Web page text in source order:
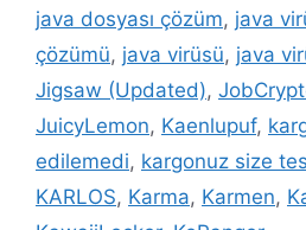
java dosyası çözüm, java
çözümü, java virüsü, java
Jigsaw (Updated),
JuicyLemon, Kaenlupuf,
edilemedi, kargonuz size
KARLOS, Karma, Karmen,